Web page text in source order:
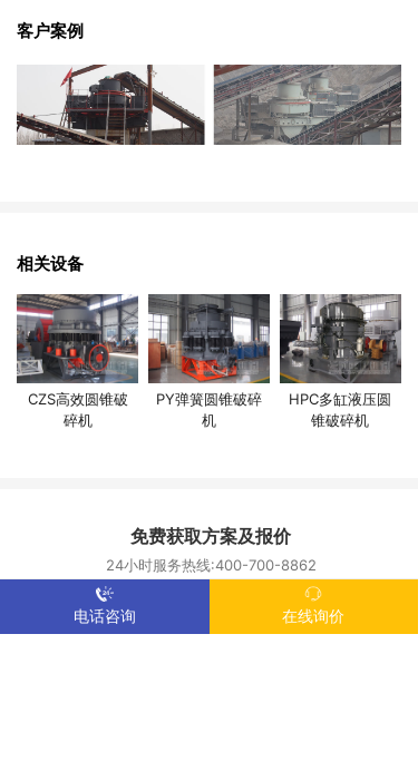
客户案例
相关设备
CZS高效圆锥破
碎机
PY弹簧圆锥破碎
机
HPC多缸液压圆
锥破碎机
免费获取方案及报价
24小时服务热线:400-700-8862
您的称呼：
电话咨询 在线询价